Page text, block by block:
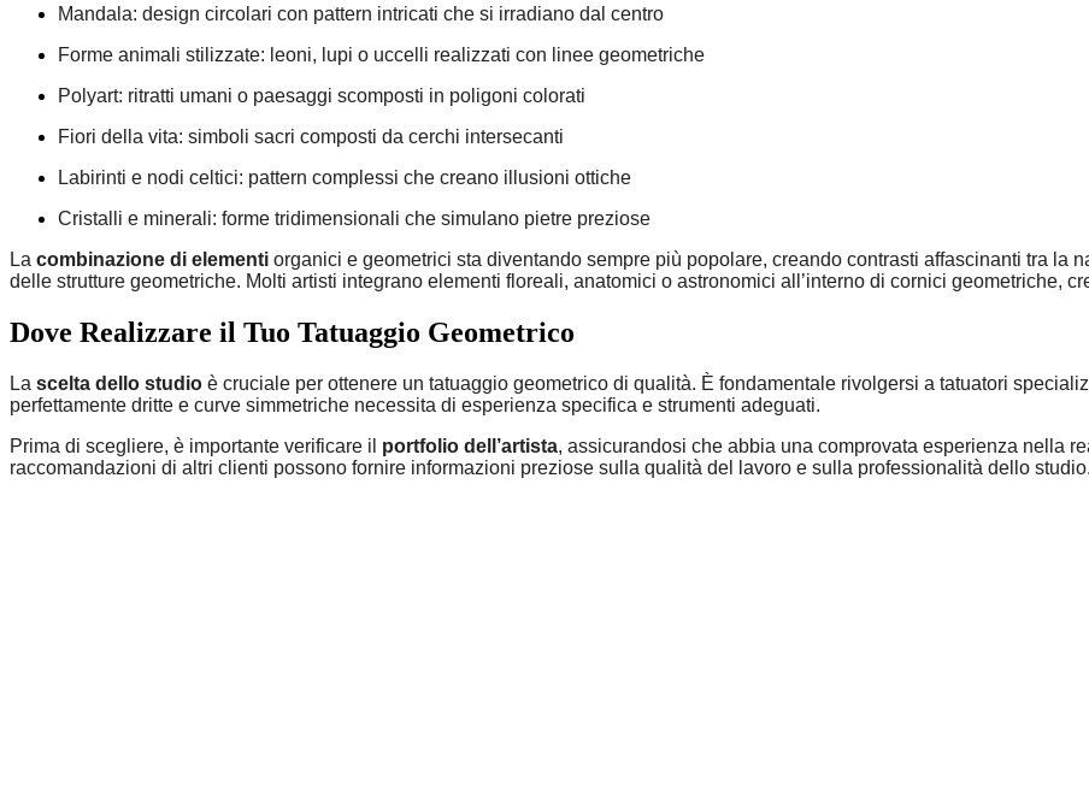
Mandala: design circolari con pattern intricati che si irradiano dal centro
Forme animali stilizzate: leoni, lupi o uccelli realizzati con linee geometriche
Polyart: ritratti umani o paesaggi scomposti in poligoni colorati
Fiori della vita: simboli sacri composti da cerchi intersecanti
Labirinti e nodi celtici: pattern complessi che creano illusioni ottiche
Cristalli e minerali: forme tridimensionali che simulano pietre preziose
La combinazione di elementi organici e geometrici sta diventando sempre più popolare, creando contrasti affascinanti tra la
delle strutture geometriche. Molti artisti integrano elementi floreali, anatomici o astronomici all’interno di cornici geometriche,
Dove Realizzare il Tuo Tatuaggio Geometrico
La scelta dello studio è cruciale per ottenere un tatuaggio geometrico di qualità. È fondamentale rivolgersi a tatuatori
perfettamente dritte e curve simmetriche necessita di esperienza specifica e strumenti adeguati.
Prima di scegliere, è importante verificare il portfolio dell’artista, assicurandosi che abbia una comprovata esperienza nella
raccomandazioni di altri clienti possono fornire informazioni preziose sulla qualità del lavoro e sulla professionalità dello studio.